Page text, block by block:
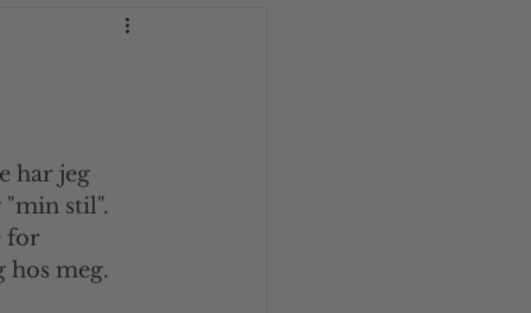
Konsept
har jeg
stil".
for
meg.